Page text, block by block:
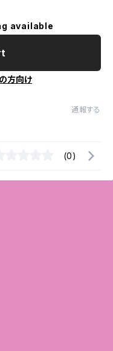
available
方向け
通報する
(0)